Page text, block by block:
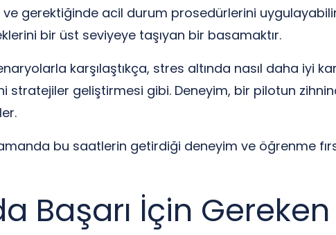
gerektiğinde acil durum prosedürlerini
bir üst seviyeye taşıyan bir basamaktır.
karşılaştıkça, stres altında nasıl daha iyi
stratejiler geliştirmesi gibi. Deneyim, bir pilotun
bu saatlerin getirdiği deneyim ve öğrenme
Başarı İçin